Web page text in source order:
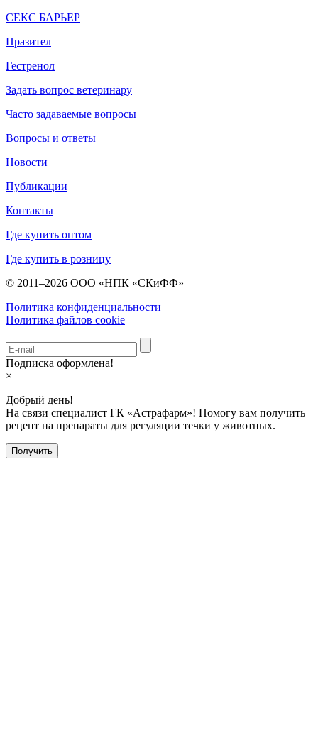
СЕКС БАРЬЕР
Празител
Гестренол
Задать вопрос ветеринару
Часто задаваемые вопросы
Вопросы и ответы
Новости
Публикации
Контакты
Где купить оптом
Где купить в розницу
© 2011–2026 ООО «НПК «СКиФФ»
Политика конфиденциальности
Политика файлов cookie
Подписка оформлена!
×
Добрый день!
На связи специалист ГК «Астрафарм»! Помогу вам получить
рецепт на препараты для регуляции течки у животных.
Получить